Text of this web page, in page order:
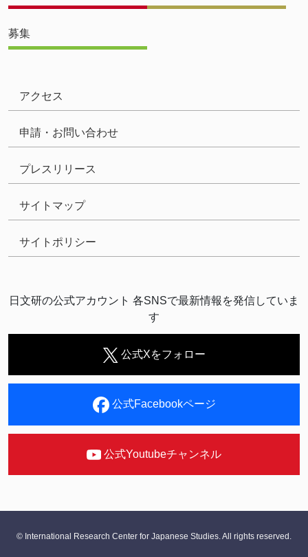
募集
アクセス
申請・お問い合わせ
プレスリリース
サイトマップ
サイトポリシー
日文研の公式アカウント 各SNSで最新情報を発信していま
す
公式Xをフォロー
公式Facebookページ
公式Youtubeチャンネル
© International Research Center for Japanese Studies. All rights reserved.